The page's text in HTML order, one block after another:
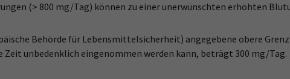
(> 800 mg/Tag) können zu einer unerwünschten erhöhten
Behörde für Lebensmittelsicherheit) angegebene obere
Zeit unbedenklich eingenommen werden kann, beträgt 300 mg/Tag.